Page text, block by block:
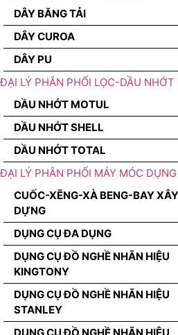
DÂY BĂNG TẢI
DÂY CUROA
DÂY PU
ĐẠI LÝ PHÂN PHỐI LỌC-DẦU
DẦU NHỚT MOTUL
DẦU NHỚT SHELL
DẦU NHỚT TOTAL
ĐẠI LÝ PHÂN PHỐI MÁY MÓC
CUỐC-XẼNG-XÀ BENG-BAY XÂY
DỰNG
DỤNG CỤ ĐA DỤNG
DỤNG CỤ ĐỒ NGHỀ NHÃN HIỆU
KINGTONY
DỤNG CỤ ĐỒ NGHỀ NHÃN HIỆU
STANLEY